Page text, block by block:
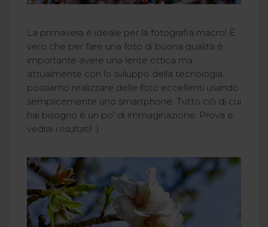
La primavera è ideale per la fotografia macro! È
vero che per fare una foto di buona qualità è
importante avere una lente ottica ma
attualmente con lo sviluppo della tecnologia
possiamo realizzare delle foto eccellenti usando
semplicemente uno smartphone. Tutto ciò di cui
hai bisogno è un po' di immaginazione. Prova e
vedrai i risultati! :)